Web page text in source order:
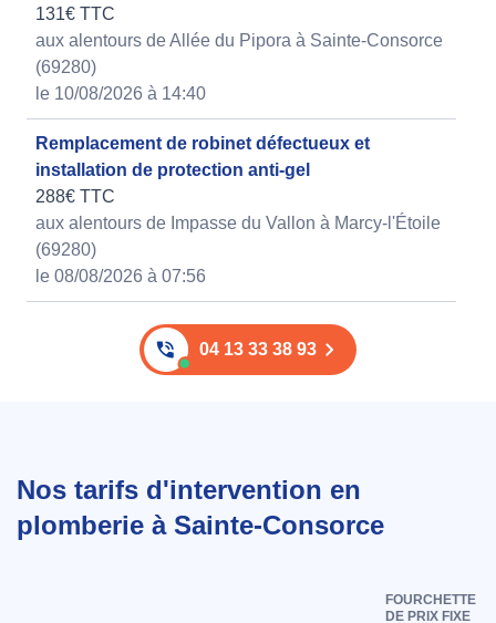
131€ TTC
aux alentours de Allée du Pipora à Sainte-Consorce
(69280)
le 10/08/2026 à 14:40
Remplacement de robinet défectueux et
installation de protection anti-gel
288€ TTC
aux alentours de Impasse du Vallon à Marcy-l'Étoile
(69280)
le 08/08/2026 à 07:56
04 13 33 38 93
Nos tarifs d'intervention en
plomberie à Sainte-Consorce
FOURCHETTE
DE PRIX FIXE